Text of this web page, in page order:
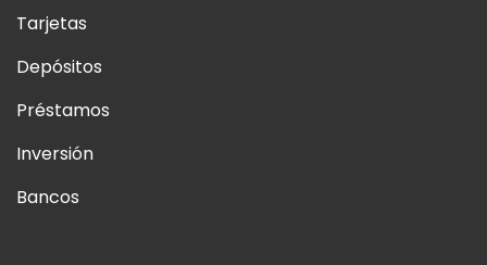
Tarjetas
Depósitos
Préstamos
Inversión
Bancos